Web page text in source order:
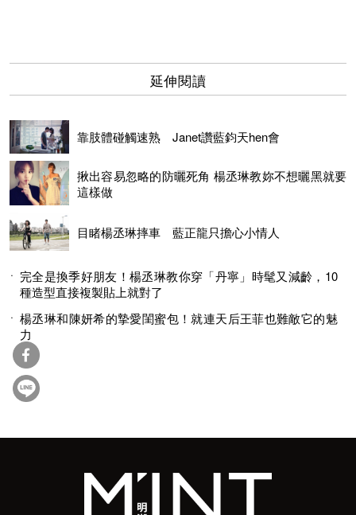
延伸閱讀
靠肢體碰觸速熟 Janet讚藍鈞天hen會
揪出容易忽略的防曬死角 楊丞琳教妳不想曬黑就要
這樣做
目睹楊丞琳摔車 藍正龍只擔心小情人
完全是換季好朋友！楊丞琳教你穿「丹寧」時髦又減齡，10
種造型直接複製貼上就對了
楊丞琳和陳妍希的摯愛閨蜜包！就連天后王菲也難敵它的魅
力